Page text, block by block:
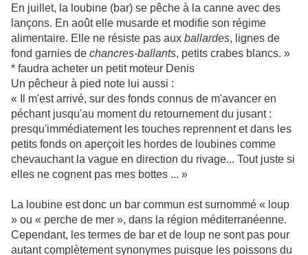
En juillet, la loubine (bar) se pêche à la canne avec des
lançons. En août elle musarde et modifie son régime
alimentaire. Elle ne résiste pas aux ballardes, lignes de
fond garnies de chancres-ballants, petits crabes blancs. »
* faudra acheter un petit moteur Denis
Un pêcheur à pied note lui aussi :
« Il m'est arrivé, sur des fonds connus de m'avancer en
péchant jusqu'au moment du retournement du jusant :
presqu'immédiatement les touches reprennent et dans les
petits fonds on aperçoit les hordes de loubines comme
chevauchant la vague en direction du rivage... Tout juste si
elles ne cognent pas mes bottes ... »
La loubine est donc un bar commun est surnommé « loup
» ou « perche de mer », dans la région méditerranéenne.
Cependant, les termes de bar et de loup ne sont pas pour
autant complètement synonymes puisque les poissons du